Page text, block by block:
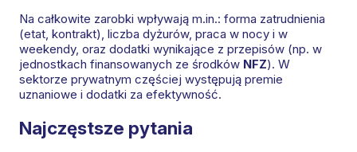
Na całkowite zarobki wpływają m.in.: forma zatrudnienia
(etat, kontrakt), liczba dyżurów, praca w nocy i w
weekendy, oraz dodatki wynikające z przepisów (np. w
jednostkach finansowanych ze środków NFZ). W
sektorze prywatnym częściej występują premie
uznaniowe i dodatki za efektywność.
Najczęstsze pytania